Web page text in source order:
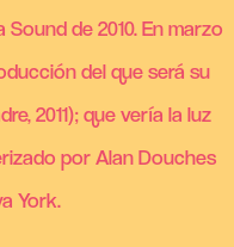
de 2010. En marzo
del que será su
2011); que vería la luz
por Alan Douches
York.